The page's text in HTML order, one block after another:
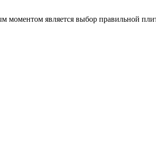
является выбор правильной